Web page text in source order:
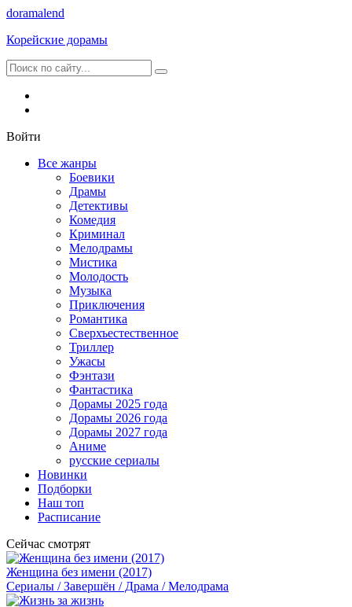
doramalend
Корейские дорамы
Войти
Все жанры
Боевики
Драмы
Детективы
Комедия
Криминал
Мелодрамы
Мистика
Молодость
Музыка
Приключения
Романтика
Сверхъестественное
Триллер
Ужасы
Фэнтази
Фантастика
Дорамы 2025 года
Дорамы 2026 года
Дорамы 2027 года
Аниме
русские сериалы
Новинки
Подборки
Наш топ
Расписание
Сейчас смотрят
Женщина без имени (2017)
Сериалы / Завершён / Драма / Мелодрама